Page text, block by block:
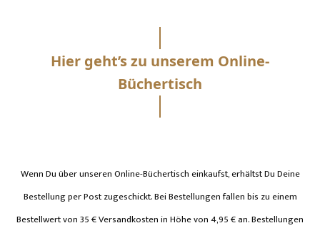
Hier geht’s zu unserem Online-
Büchertisch
Wenn Du über unseren Online-Büchertisch einkaufst, erhältst Du Deine
Bestellung per Post zugeschickt. Bei Bestellungen fallen bis zu einem
Bestellwert von 35 € Versandkosten in Höhe von 4,95 € an. Bestellungen